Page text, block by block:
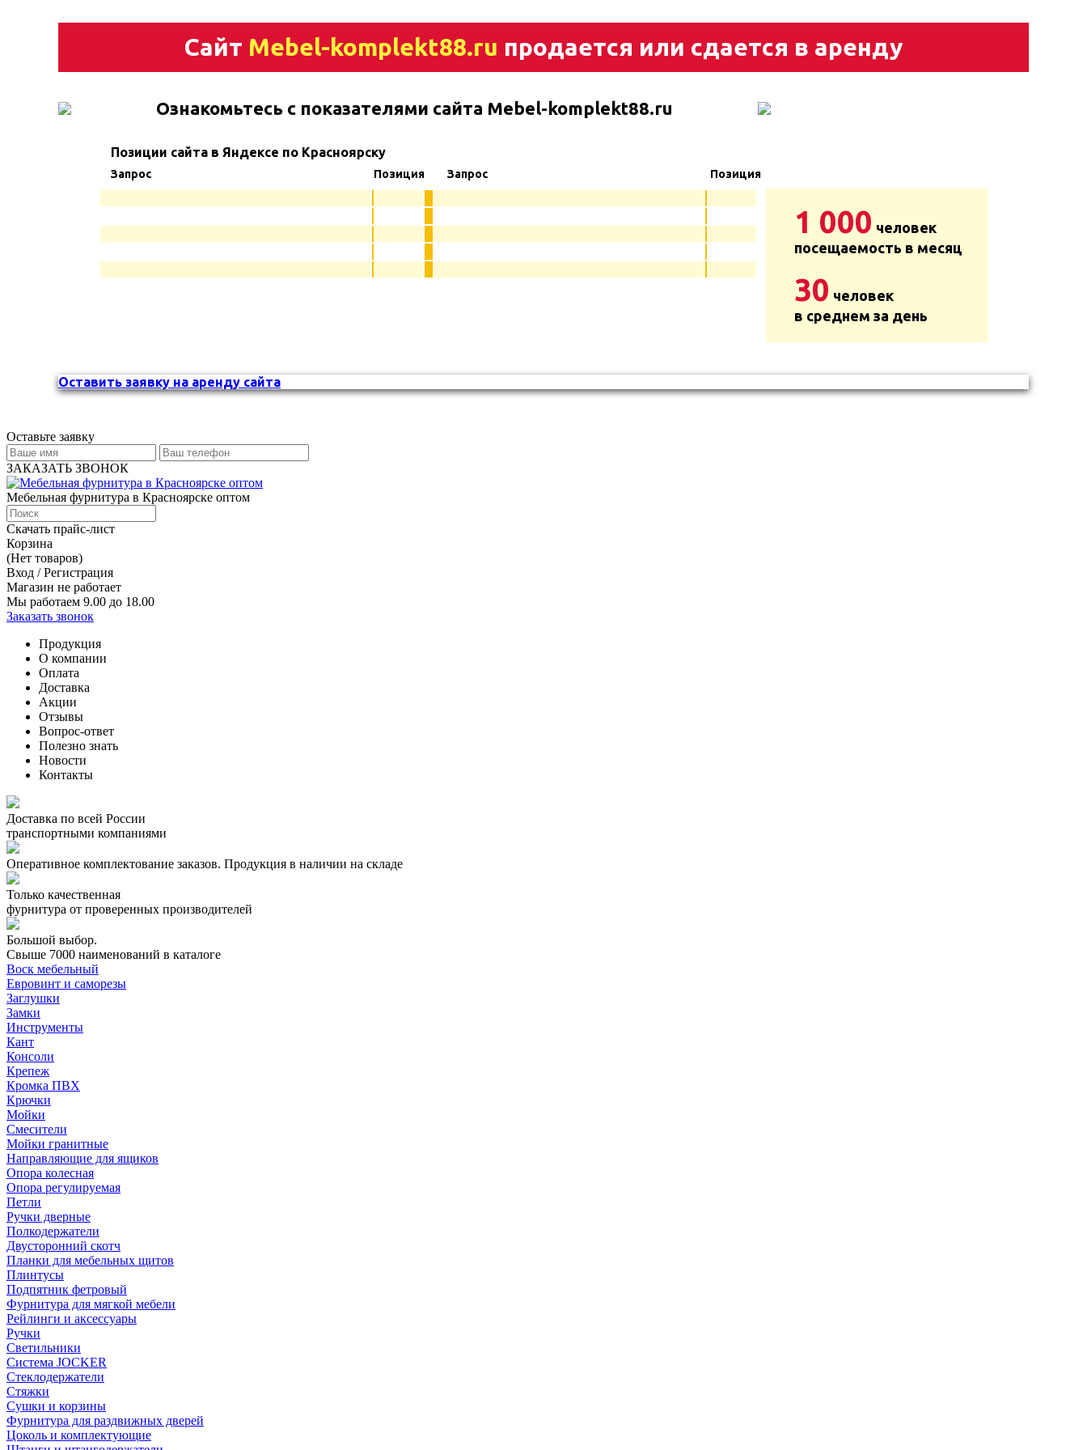
Сайт Mebel-komplekt88.ru продается или сдается в аренду
Ознакомьтесь с показателями сайта Mebel-komplekt88.ru
Позиции сайта в Яндексе по Красноярску
Запрос Позиция Запрос Позиция
1 000 человек
посещаемость в месяц
30 человек
в среднем за день
Оставить заявку на аренду сайта
Оставьте заявку
ЗАКАЗАТЬ ЗВОНОК
Мебельная фурнитура в Красноярске оптом
Скачать прайс-лист
Корзина
(Нет товаров)
Вход / Регистрация
Магазин не работает
Мы работаем 9.00 до 18.00
Заказать звонок
Продукция
О компании
Оплата
Доставка
Акции
Отзывы
Вопрос-ответ
Полезно знать
Новости
Контакты
Доставка по всей России
транспортными компаниями
Оперативное комплектование заказов. Продукция в наличии на складе
Только качественная
фурнитура от проверенных производителей
Большой выбор.
Свыше 7000 наименований в каталоге
Воск мебельный
Евровинт и саморезы
Заглушки
Замки
Инструменты
Кант
Консоли
Крепеж
Кромка ПВХ
Крючки
Мойки
Смесители
Мойки гранитные
Направляющие для ящиков
Опора колесная
Опора регулируемая
Петли
Ручки дверные
Полкодержатели
Двусторонний скотч
Планки для мебельных щитов
Плинтусы
Подпятник фетровый
Фурнитура для мягкой мебели
Рейлинги и аксессуары
Ручки
Светильники
Система JOCKER
Стеклодержатели
Стяжки
Сушки и корзины
Фурнитура для раздвижных дверей
Цоколь и комплектующие